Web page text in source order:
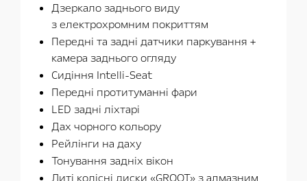
Дзеркало заднього виду
з електрохромним покриттям
Передні та задні датчики паркування +
камера заднього огляду
Сидіння Intelli-Seat
Передні протитуманні фари
LED задні ліхтарі
Дах чорного кольору
Рейлінги на даху
Тонування задніх вікон